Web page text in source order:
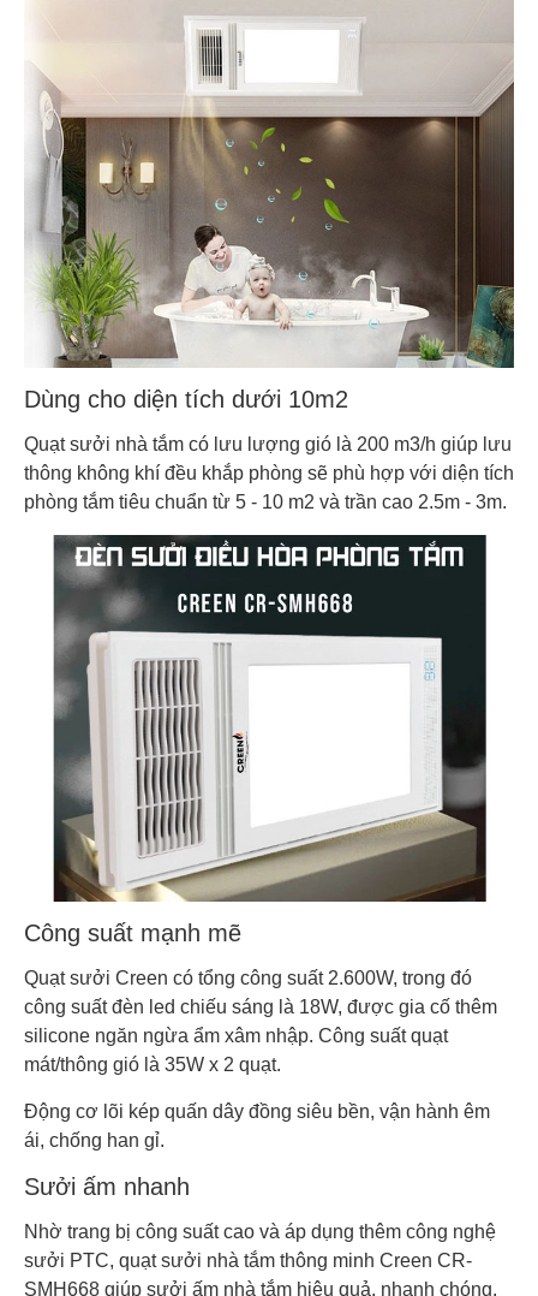
Dùng cho diện tích dưới 10m2
Quạt sưởi nhà tắm có lưu lượng gió là 200 m3/h giúp lưu
thông không khí đều khắp phòng sẽ phù hợp với diện tích
phòng tắm tiêu chuẩn từ 5 - 10 m2 và trần cao 2.5m - 3m.
Công suất mạnh mẽ
Quạt sưởi Creen có tổng công suất 2.600W, trong đó
công suất đèn led chiếu sáng là 18W, được gia cố thêm
silicone ngăn ngừa ẩm xâm nhập. Công suất quạt
mát/thông gió là 35W x 2 quạt.
Động cơ lõi kép quấn dây đồng siêu bền, vận hành êm
ái, chống han gỉ.
Sưởi ấm nhanh
Nhờ trang bị công suất cao và áp dụng thêm công nghệ
sưởi PTC, quạt sưởi nhà tắm thông minh Creen CR-
SMH668 giúp sưởi ấm nhà tắm hiệu quả, nhanh chóng.